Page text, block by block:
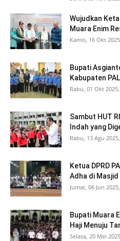
Wujudkan
Muara Enim
Kamis, 16 Okt
Bupati
Kabupaten PALI
Rabu, 01 Okt
Sambut HUT
Indah yang
Rabu, 13 Agu
Ketua DPRD
Adha di
Jumat, 06 Jun
Bupati Muara
Haji Menuju
Selasa, 20 Mei